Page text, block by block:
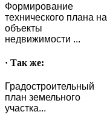
Формирование
технического плана на
объекты
недвижимости ...
· Так же:
Градостроительный
план земельного
участка...